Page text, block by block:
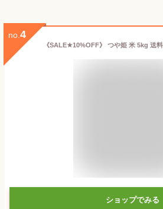
no. 4
ショップでみる